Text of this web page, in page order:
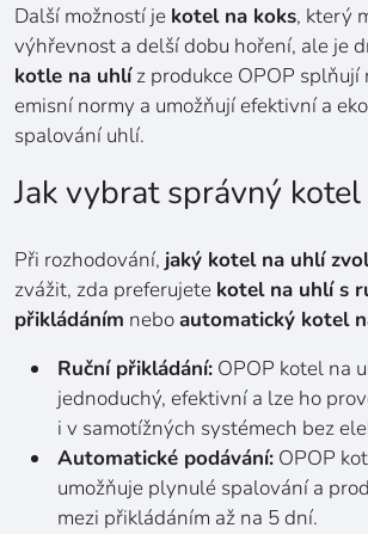
Další možností je kotel na koks, který
výhřevnost a delší dobu hoření, ale je
kotle na uhlíz produkce OPOP splňují
emisní normy a umožňují efektivní a
spalování uhlí.
Jak vybrat správný
Při rozhodování, jaký kotel na uhlí
zvážit, zda preferujete kotel na uhlí s
přikládáním neboautomatický kotel
Ruční přikládání: OPOP kotel na
jednoduchý, efektivní a lze ho
i v samotížných systémech bez
Automatické podávání: OPOP
umožňuje plynulé spalování a
mezi přikládáním až na 5 dní.